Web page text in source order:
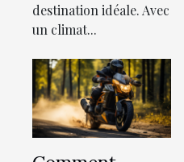
destination idéale. Avec
un climat...